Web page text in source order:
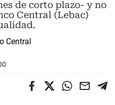
de corto plazo- y no
Central (Lebac)